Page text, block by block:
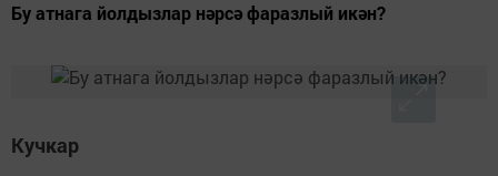
Бу атнага йолдызлар нәрсә фаразлый икән?
Кучкар